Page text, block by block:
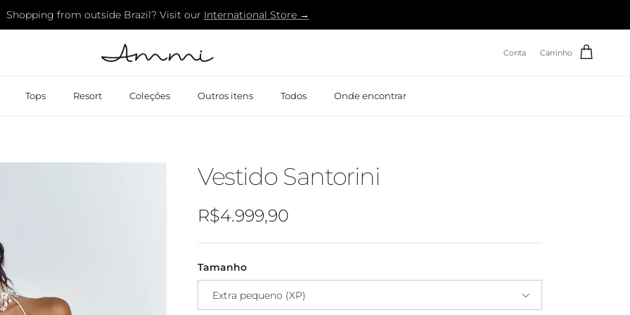
Shopping from outside Brazil? Visit our International Store →
Conta Carrinho
Tops Resort Coleções Outros itens Todos Onde encontrar
Vestido Santorini
Preço normal
R$4.999,90
Tamanho
Extra pequeno (XP)